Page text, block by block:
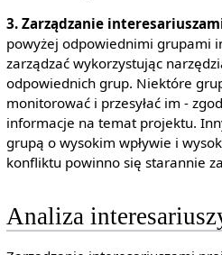
3. Zarządzanie
powyżej odpowiednimi grupami
zarządzać wykorzystując
odpowiednich grup. Niektóre
monitorować i przesyłać im -
informacje na temat projektu.
grupą o wysokim wpływie i
konfliktu powinno się starannie
Analiza